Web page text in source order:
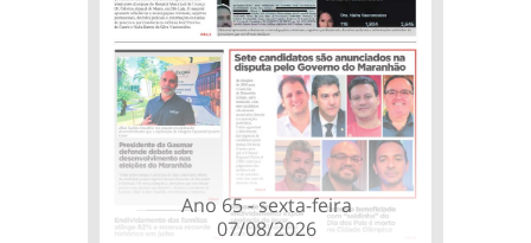
Ano 65 - sexta-feira
07/08/2026